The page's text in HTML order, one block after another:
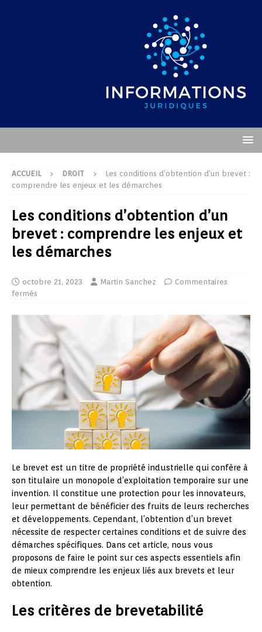
ACCUEIL DROIT
Les conditions d’obtention d’un brevet :
comprendre les enjeux et les démarches
Les conditions d’obtention d’un
brevet : comprendre les enjeux et
les démarches
octobre 21, 2023 Martin Sanchez
Commentaires
fermés
Le brevet est un titre de propriété industrielle qui confère à
son titulaire un monopole d’exploitation temporaire sur une
invention. Il constitue une protection pour les innovateurs,
leur permettant de bénéficier des fruits de leurs recherches
et développements. Cependant, l’obtention d’un brevet
nécessite de respecter certaines conditions et de suivre des
démarches spécifiques. Dans cet article, nous vous
proposons de faire le point sur ces aspects essentiels afin
de mieux comprendre les enjeux liés aux brevets et leur
obtention.
Les critères de brevetabilité